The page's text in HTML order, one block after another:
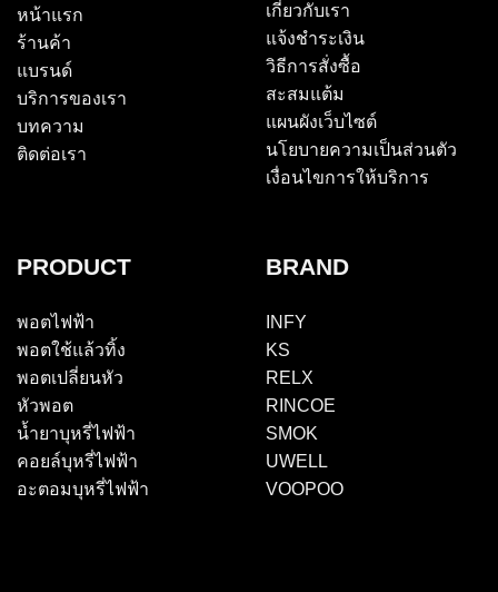
หน้าแรก
ร้านค้า
แบรนด์
บริการของเรา
บทความ
ติดต่อเรา
เกี่ยวกับเรา
แจ้งชำระเงิน
วิธีการสั่งซื้อ
สะสมแต้ม
แผนผังเว็บไซต์
นโยบายความเป็นส่วนตัว
เงื่อนไขการให้บริการ
PRODUCT
พอตไฟฟ้า
พอตใช้แล้วทิ้ง
พอตเปลี่ยนหัว
หัวพอต
น้ำยาบุหรี่ไฟฟ้า
คอยล์บุหรี่ไฟฟ้า
อะตอมบุหรี่ไฟฟ้า
BRAND
INFY
KS
RELX
RINCOE
SMOK
UWELL
VOOPOO